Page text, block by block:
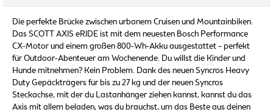
Die perfekte Brücke zwischen urbanem Cruisen und Mountainbiken.
Das SCOTT AXIS eRIDE ist mit dem neuesten Bosch Performance
CX-Motor und einem großen 800-Wh-Akku ausgestattet – perfekt
für Outdoor-Abenteuer am Wochenende. Du willst die Kinder und
Hunde mitnehmen? Kein Problem. Dank des neuen Syncros Heavy
Duty Gepäckträgers für bis zu 27 kg und der neuen Syncros
Steckachse, mit der du Lastanhänger ziehen kannst, kannst du das
Axis mit allem beladen, was du brauchst, um das Beste aus deinen